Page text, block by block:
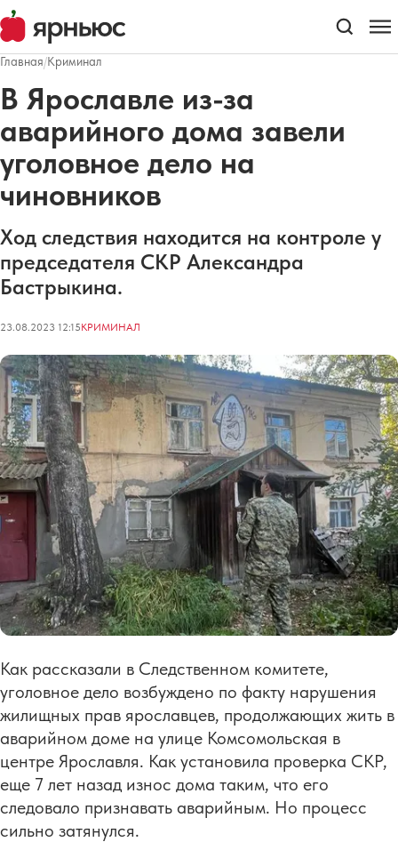
Главная/Криминал
В Ярославле из-за
аварийного дома завели
уголовное дело на
чиновников
Ход следствия находится на контроле у
председателя СКР Александра
Бастрыкина.
23.08.2023 12:15КРИМИНАЛ
Как рассказали в Следственном комитете,
уголовное дело возбуждено по факту нарушения
жилищных прав ярославцев, продолжающих жить в
аварийном доме на улице Комсомольская в
центре Ярославля. Как установила проверка СКР,
еще 7 лет назад износ дома таким, что его
следовало признавать аварийным. Но процесс
сильно затянулся.